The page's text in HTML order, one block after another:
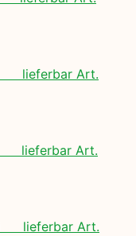
lieferbar Art.
lieferbar Art.
lieferbar Art.